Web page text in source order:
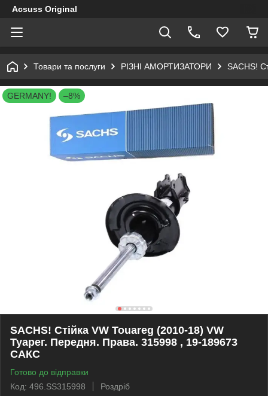
Acsuss Original
Товари та послуги РІЗНІ АМОРТИЗАТОРИ SACHS!
GERMANY! –8%
SACHS! Стійка VW Touareg (2010-18) VW
Туарег. Передня. Права. 315998 , 19-189673
САКС
Готово до відправки
Код: 496.SS315998
Роздріб